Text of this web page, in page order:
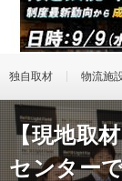
独自取材 物流施
【現地取
センター